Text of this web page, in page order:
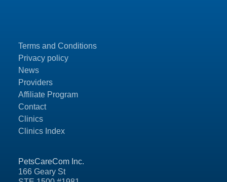
PetsCareCom Inc.
166 Geary St
Terms and Conditions
Privacy policy
News
Providers
Affiliate Program
Contact
Clinics
Clinics Index